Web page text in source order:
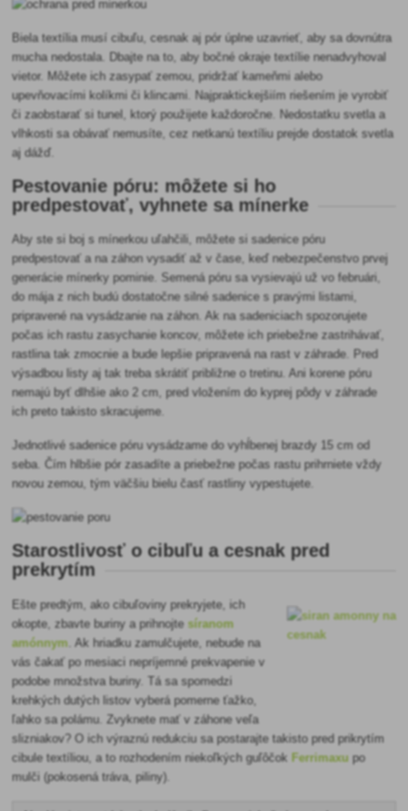
Biela textília musí cibuľu, cesnak aj pór úplne uzavrieť, aby sa dovnútra
mucha nedostala. Dbajte na to, aby bočné okraje textílie nenadvyhoval
vietor. Môžete ich zasypať zemou, pridržať kameňmi alebo
upevňovacími kolíkmi či klincami. Najpraktickejšiím riešením je vyrobiť
či zaobstarať si tunel, ktorý použijete každoročne. Nedostatku svetla a
vlhkosti sa obávať nemusíte, cez netkanú textíliu prejde dostatok svetla
aj dážď.
Pestovanie póru: môžete si ho
predpestovať, vyhnete sa mínerke
Aby ste si boj s mínerkou uľahčili, môžete si sadenice póru
predpestovať a na záhon vysadiť až v čase, keď nebezpečenstvo prvej
generácie mínerky pominie. Semená póru sa vysievajú už vo februári,
do mája z nich budú dostatočne silné sadenice s pravými listami,
pripravené na vysádzanie na záhon. Ak na sadeniciach spozorujete
počas ich rastu zasychanie koncov, môžete ich priebežne zastrihávať,
rastlina tak zmocnie a bude lepšie pripravená na rast v záhrade. Pred
výsadbou listy aj tak treba skrátiť približne o tretinu. Ani korene póru
nemajú byť dlhšie ako 2 cm, pred vložením do kyprej pôdy v záhrade
ich preto takisto skracujeme.
Jednotlivé sadenice póru vysádzame do vyhĺbenej brazdy 15 cm od
seba. Čím hlbšie pór zasadíte a priebežne počas rastu prihrniete vždy
novou zemou, tým väčšiu bielu časť rastliny vypestujete.
Starostlivosť o cibuľu a cesnak pred
prekrytím
Ešte predtým, ako cibuľoviny prekryjete, ich
okopte, zbavte buriny a prihnojtesíranom
amónnym . Ak hriadku zamulčujete, nebude na
vás čakať po mesiaci nepríjemné prekvapenie v
podobe množstva buriny. Tá sa spomedzi
krehkých dutých listov vyberá pomerne ťažko,
ľahko sa polámu. Zvyknete mať v záhone veľa
slizniakov? O ich výraznú redukciu sa postarajte takisto pred prikrytím
cibule textíliou, a to rozhodením niekoľkých guľôčokFerrimaxu po
mulči (pokosená tráva, piliny).